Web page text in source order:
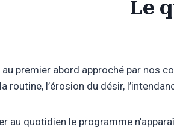
Le
premier abord approché par nos
routine, l’érosion du désir,
au quotidien le programme